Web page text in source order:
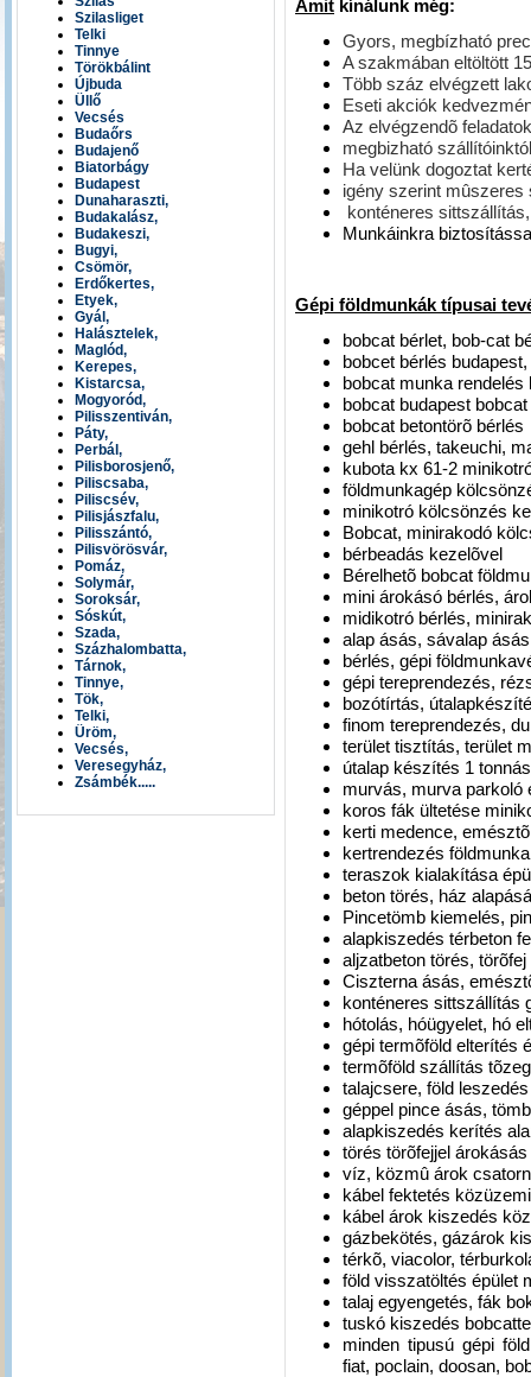
Szilasliget
Telki
Tinnye
Törökbálint
Újbuda
Üllő
Vecsés
Budaőrs
Budajenő
Biatorbágy
Budapest
Dunaharaszti,
Budakalász,
Budakeszi,
Bugyi,
Csömör,
Erdőkertes,
Etyek,
Gyál,
Halásztelek,
Maglód,
Kerepes,
Kistarcsa,
Mogyoród,
Pilisszentiván,
Páty,
Perbál,
Pilisborosjenő,
Piliscsaba,
Piliscsév,
Pilisjászfalu,
Pilisszántó,
Pilisvörösvár,
Pomáz,
Solymár,
Soroksár,
Sóskút,
Szada,
Százhalombatta,
Tárnok,
Tinnye,
Tök,
Telki,
Üröm,
Vecsés,
Veresegyház,
Zsámbék.....
Amit kínálunk még:
Gyors, megbízható
A szakmában eltöltött
Több száz elvégzett
Eseti akciók
Az elvégzendõ
megbizható
Ha velünk dogoztat
igény szerint
konténeres
Munkáinkra
Gépi földmunkák típusai
bobcat bérlet, bob-cat
bobcet bérlés budapest,
bobcat munka
bobcat budapest
bobcat betontörõ bérlés
gehl bérlés, takeuchi,
kubota kx 61-2
földmunkagép
minikotró kölcsönzés
Bobcat, minirakodó
bérbeadás kezelõvel
Bérelhetõ bobcat
mini árokásó bérlés,
midikotró bérlés,
alap ásás, sávalap
bérlés, gépi
gépi tereprendezés,
bozótírtás,
finom tereprendezés,
terület tisztítás, terület
útalap készítés 1
murvás, murva
koros fák ültetése
kerti medence,
kertrendezés
teraszok kialakítása
beton törés, ház
Pincetömb kiemelés,
alapkiszedés térbeton
aljzatbeton törés,
Ciszterna ásás,
konténeres sittszállítás
hótolás, hóügyelet, hó
gépi termõföld elterítés
termõföld szállítás
talajcsere, föld
géppel pince ásás,
alapkiszedés kerítés
törés törõfejjel
víz, közmû árok
kábel fektetés
kábel árok kiszedés
gázbekötés, gázárok
térkõ, viacolor,
föld visszatöltés épület
talaj egyengetés, fák
tuskó kiszedés
minden tipusú gépi
fiat, poclain, doosan,